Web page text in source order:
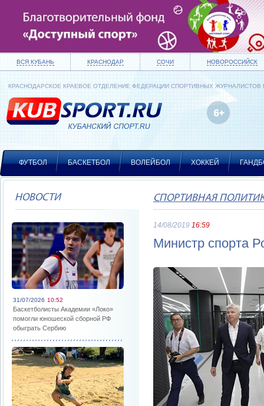
ВСЯ КУБАНЬ КРАСНОДАР СОЧИ НОВОРОССИЙСК
КРАСНОДАРСКОЕ КРАЕВОЕ ОТДЕЛЕНИЕ ФЕДЕРАЦИИ СПОРТИВНЫХ ЖУРНАЛИСТОВ
ФУТБОЛ БАСКЕТБОЛ ВОЛЕЙБОЛ ХОККЕЙ
НОВОСТИ
31/07/2026 10:52
Баскетболисты Академии «Локо»
помогли юношеской сборной РФ
обыграть Сербию
СПОРТИВНАЯ
14/08/2019 16:59
Министр спорта